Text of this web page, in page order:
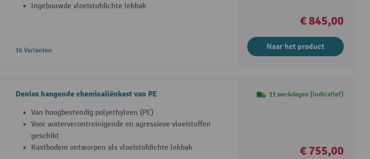
Ingebouwde vloeistofdichte lekbak
16 Varianten
€ 845,00
Naar het product
Denios hangende chemicaliënkast van PE
Van hoogbestendig polyethyleen (PE)
Voor waterverontreinigende en agressieve vloeistoffen
geschikt
Kastbodem ontworpen als vloeistofdichte lekbak
11 werkdagen (indicatief)
€ 755,00